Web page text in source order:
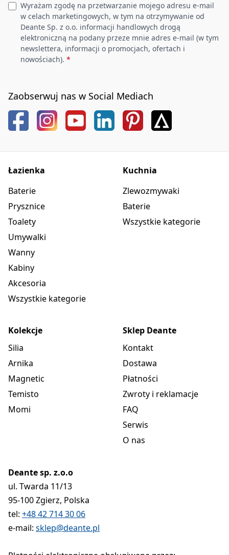
Wyrażam zgodę na przetwarzanie mojego adresu e-mail
w celach marketingowych, w tym na otrzymywanie od
Deante Sp. z o.o. informacji handlowych drogą
elektroniczną na podany przeze mnie adres e-mail (w tym
newslettera, informacji o promocjach, ofertach i
nowościach). *
Zaobserwuj nas w Social Mediach
Łazienka
Baterie
Prysznice
Toalety
Umywalki
Wanny
Kabiny
Akcesoria
Wszystkie kategorie
Kuchnia
Zlewozmywaki
Baterie
Wszystkie kategorie
Kolekcje
Silia
Arnika
Magnetic
Temisto
Momi
Sklep Deante
Kontakt
Dostawa
Płatności
Zwroty i reklamacje
FAQ
Serwis
O nas
Deante sp. z.o.o
ul. Twarda 11/13
95-100 Zgierz, Polska
tel: +48 42 714 30 06
e-mail: sklep@deante.pl